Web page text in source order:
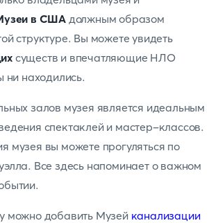
в США должным образом
структуре. Вы можете увидеть
существ и впечатляющие НЛО
ни находились.
залов музея является идеальным
спектаклей и мастер-классов.
музея вы можете прогуляться по
Все здесь напоминает о важном
можно добавить Музей канализации